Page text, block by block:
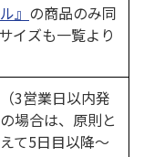
』 の商品のみ同
イズも一覧より
3営業日以内発
場合は、原則と
て5日目以降～